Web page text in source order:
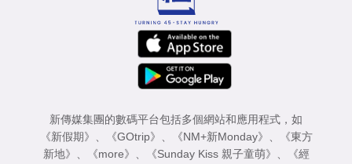
新傳媒集團的數碼平台包括多個網站和應用程式，如
《新假期》
《GOtrip》 《NM+新Monday》
《東方
新地》
《more》 《Sunday Kiss 親子童萌》
《經